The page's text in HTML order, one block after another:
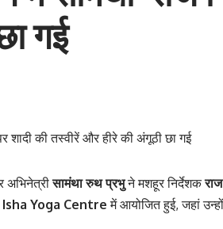
गई
अभिनेत्रीसामंथा रुथ प्रभुने मशहूर निर्देशक
Isha Yoga Centre में आयोजित हुई, जहां